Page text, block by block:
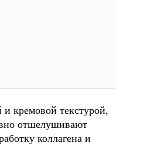
кремовой текстурой,
отшелушивают
коллагена и